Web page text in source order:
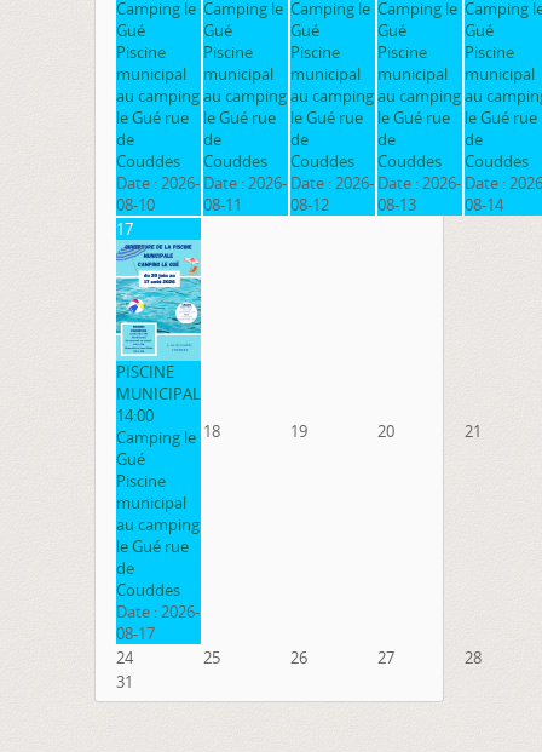
Camping le
Gué
Piscine
municipal
au camping
le Gué rue
de
Couddes
Date :2026-
08-10
Camping le
Gué
Piscine
municipal
au camping
le Gué rue
de
Couddes
Date :2026-
08-11
Camping le
Gué
Piscine
municipal
au camping
le Gué rue
de
Couddes
Date :2026-
08-12
Camping le
Gué
Piscine
municipal
au camping
le Gué rue
de
Couddes
Date :2026-
08-13
Camping
Gué
Piscine
municipal
au
le Gué rue
de
Couddes
Date :
08-14
17
PISCINE
MUNICIPAL
14:00
Camping le
Gué
Piscine
municipal
au camping
le Gué rue
de
Couddes
Date :2026-
08-17
18 19 20 21
24 25 26 27
28
31